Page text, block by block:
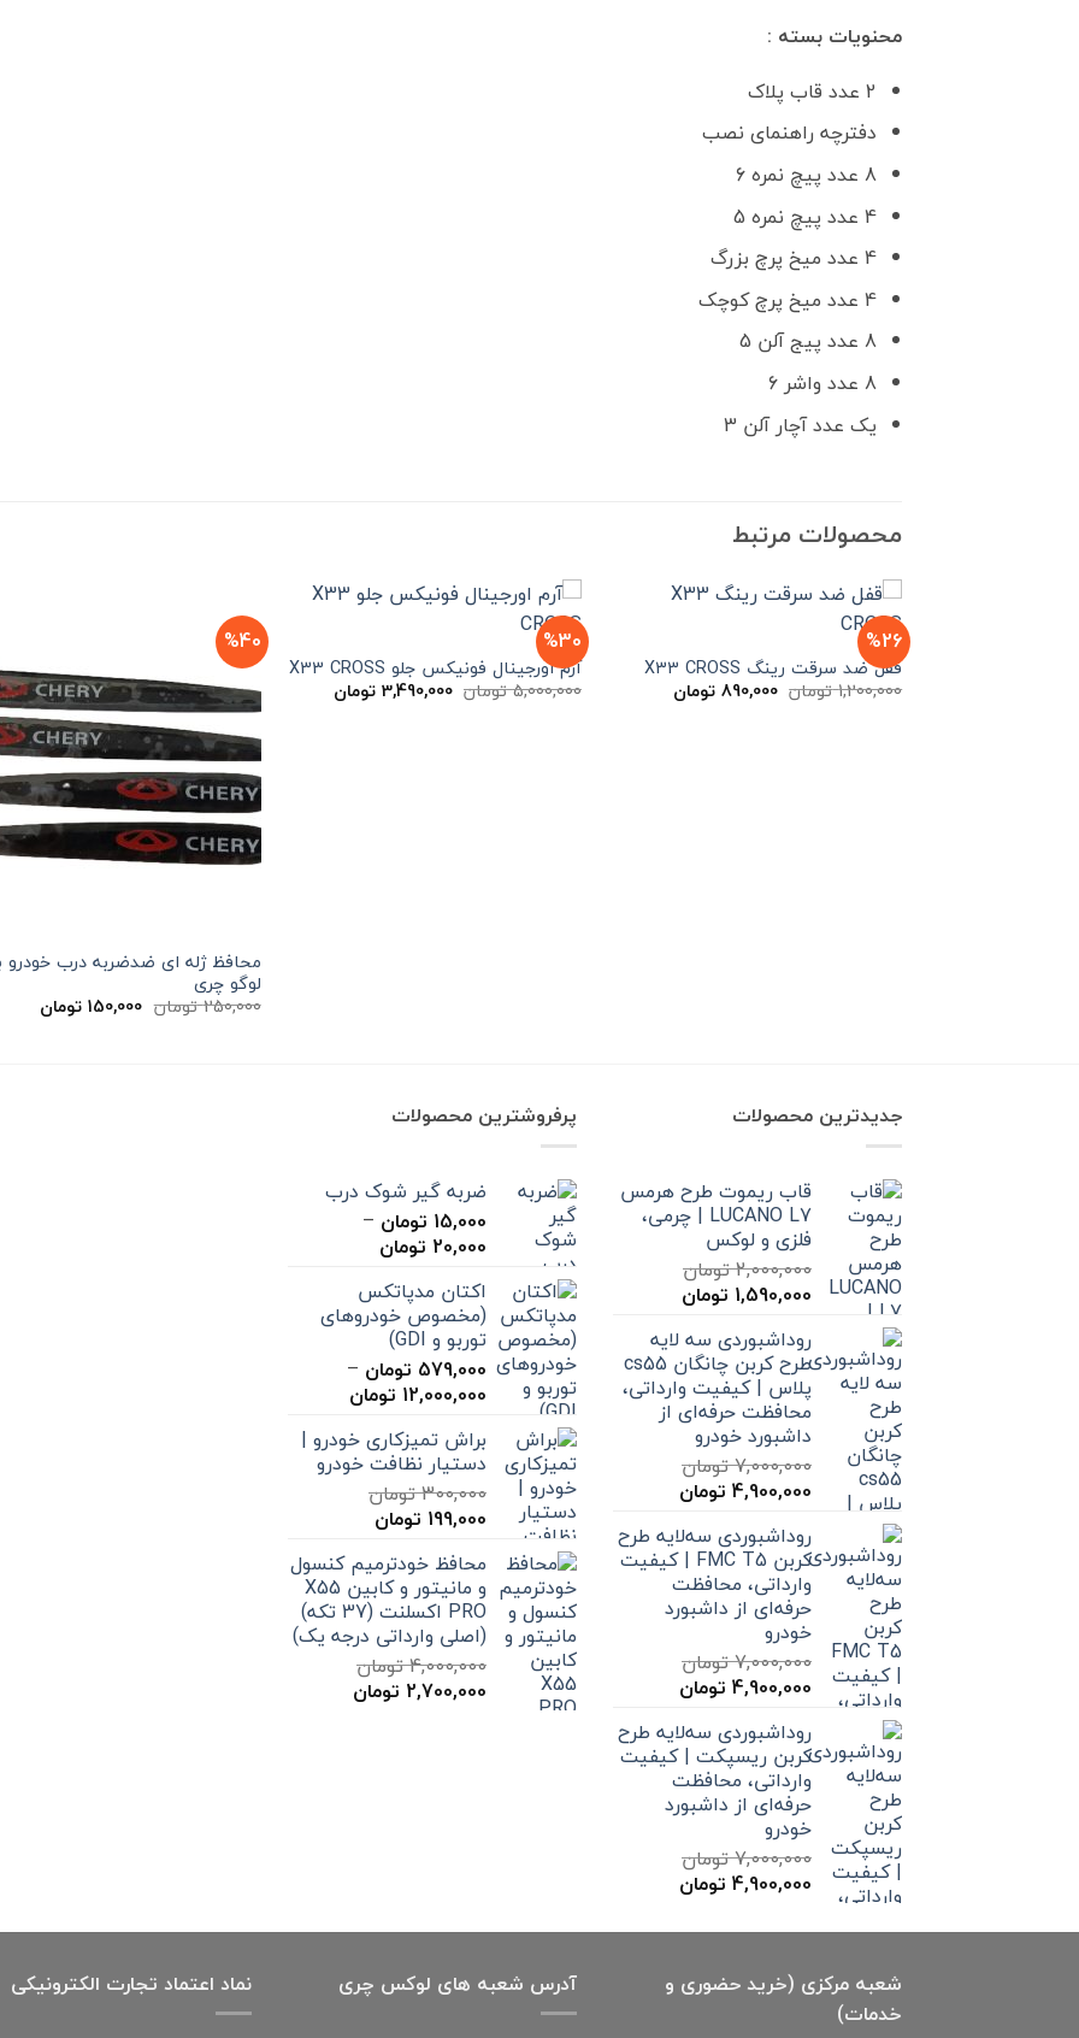
محنویات بسته :
2 عدد قاب پلاک
دفترچه راهنمای نصب
8 عدد پیچ نمره 6
4 عدد پیچ نمره 5
4 عدد میخ پرچ بزرگ
4 عدد میخ پرچ کوچک
8 عدد پیج آلن 5
8 عدد واشر 6
یک عدد آچار آلن 3
محصولات مرتبط
%26
قفل ضد سرقت رینگ X33 CROSS
1,200,000 تومان قیمت
اصلی
890,000 تومان
%30
آرم اورجينال فونیکس جلو X33 CROSS
5,000,000 تومان قیمت
اصلی
3,490,000 تومان
%40
محافظ ژله ای ضد‌ضربه درب خودرو
لوگو چری
250,000 تومان قیمت
اصلی
150,000 تومانقیمت
فعلی
جدیدترین محصولات
قاب ریموت طرح هرمس
LUCANO L7 | چرمی،
فلزی و لوکس
2,000,000تومان
قیمت
2,000,000 تومان
بود.
1,590,000 تومان
1,590,000 تومان
است.
روداشبوردی سه‌ لایه
طرح کربن چانگان cs55
پلاس | کیفیت وارداتی،
محافظت حرفه‌ای از
داشبورد خودرو
7,000,000تومان
قیمت
7,000,000 تومان
بود.
4,900,000 تومان
4,900,000 تومان
است.
روداشبوردی سه‌لایه طرح
کربن FMC T5 | کیفیت
وارداتی، محافظت
حرفه‌ای از داشبورد
خودرو
7,000,000تومان
قیمت
7,000,000 تومان
بود.
4,900,000 تومان
است.
روداشبوردی سه‌لایه طرح
کربن ریسپکت | کیفیت
وارداتی، محافظت
حرفه‌ای از داشبورد
خودرو
7,000,000تومان
قیمت
7,000,000 تومان
4,900,000 تومان
4,900,000 تومان
پرفروشترین محصولات
ضربه گیر شوک درب
15,000 تومان –
20,000 تومان
تا
اکتان مدپاتکس
(مخصوص خودروهای
توربو و GDI)
579,000 تومان –
12,000,000 تومان
تا
براش تمیزکاری خودرو |
دستیار نظافت خودرو
300,000تومان
قیمت
300,000 تومان
بود.
199,000 تومانقیمت
199,000 تومان
است.
محافظ خودترمیم کنسول
و مانیتور و کابین X55
PRO اکسلنت (37 تکه)
(اصلی وارداتی درجه یک)
4,000,000تومان
قیمت
2,700,000 تومان
شعبه مرکزی (خرید حضوری و
خدمات)
آدرس شعبه های لوکس چری
نماد اعتماد تجارت الكترونیكی